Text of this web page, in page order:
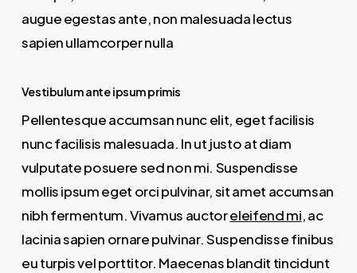
augue egestas ante, non malesuada lectus
sapien ullamcorper nulla
Vestibulum ante ipsum primis
Pellentesque accumsan nunc elit, eget facilisis
nunc facilisis malesuada. In ut justo at diam
vulputate posuere sed non mi. Suspendisse
mollis ipsum eget orci pulvinar, sit amet accumsan
nibh fermentum. Vivamus auctoreleifend mi, ac
lacinia sapien ornare pulvinar. Suspendisse finibus
eu turpis vel porttitor. Maecenas blandit tincidunt